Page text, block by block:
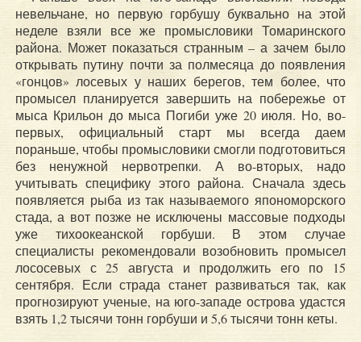
невельчане, но первую горбушу буквально на этой
неделе взяли все же промысловики Томаринского
района. Может показаться странным – а зачем было
открывать путину почти за полмесяца до появления
«гонцов» лосевых у наших берегов, тем более, что
промысел планируется завершить на побережье от
мыса Крильон до мыса Погиби уже 20 июля. Но, во-
первых, официальный старт мы всегда даем
пораньше, чтобы промысловики смогли подготовиться
без ненужной нервотрепки. А во-вторых, надо
учитывать специфику этого района. Сначала здесь
появляется рыба из так называемого япономорского
стада, а вот позже не исключены массовые подходы
уже тихоокеанской горбуши. В этом случае
специалисты рекомендовали возобновить промысел
лососевых с 25 августа и продолжить его по 15
сентября. Если страда станет развиваться так, как
прогнозируют ученые, на юго-западе острова удастся
взять 1,2 тысячи тонн горбуши и 5,6 тысячи тонн кеты.